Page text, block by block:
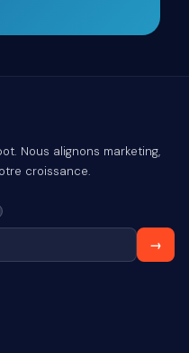
Nous alignons marketing,
croissance.